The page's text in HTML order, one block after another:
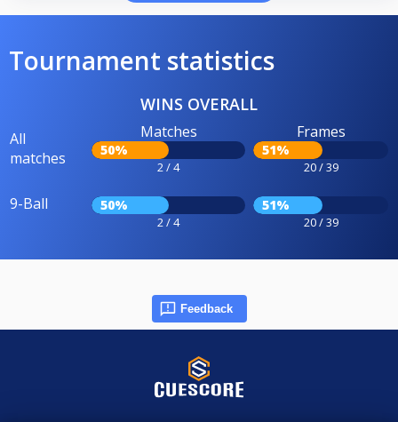
Tournament statistics
WINS OVERALL
All
matches
Matches
50%
2 / 4
Frames
51%
20 / 39
9-Ball 50%
2 / 4
51%
20 / 39
Feedback